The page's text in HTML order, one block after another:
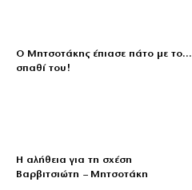
Ο Μητσοτάκης έπιασε πάτο με το…
σπαθί του!
Η αλήθεια για τη σχέση
Βαρβιτσιώτη – Μητσοτάκη